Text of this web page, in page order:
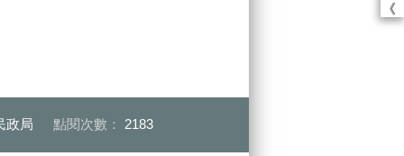
《
政局 點閱次數： 2183